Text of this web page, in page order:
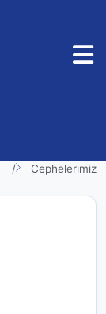
Cephelerimiz